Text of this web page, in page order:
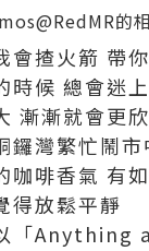
會揸火箭 帶
時候 總會迷
漸漸就會更
鑼灣繁忙鬧
咖啡香氣 有
得放鬆平靜
「Anything